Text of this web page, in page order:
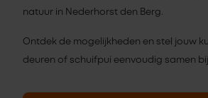
natuur in Nederhorst den Berg.
Ontdek de mogelijkheden en stel jouw
deuren of schuifpui eenvoudig samen